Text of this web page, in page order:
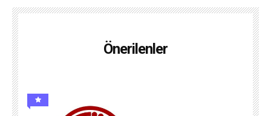
Önerilenler